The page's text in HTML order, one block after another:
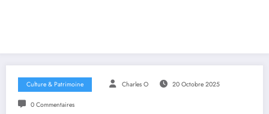
Culture & Patrimoine Charles O 20 Octobre 2025
0 Commentaires